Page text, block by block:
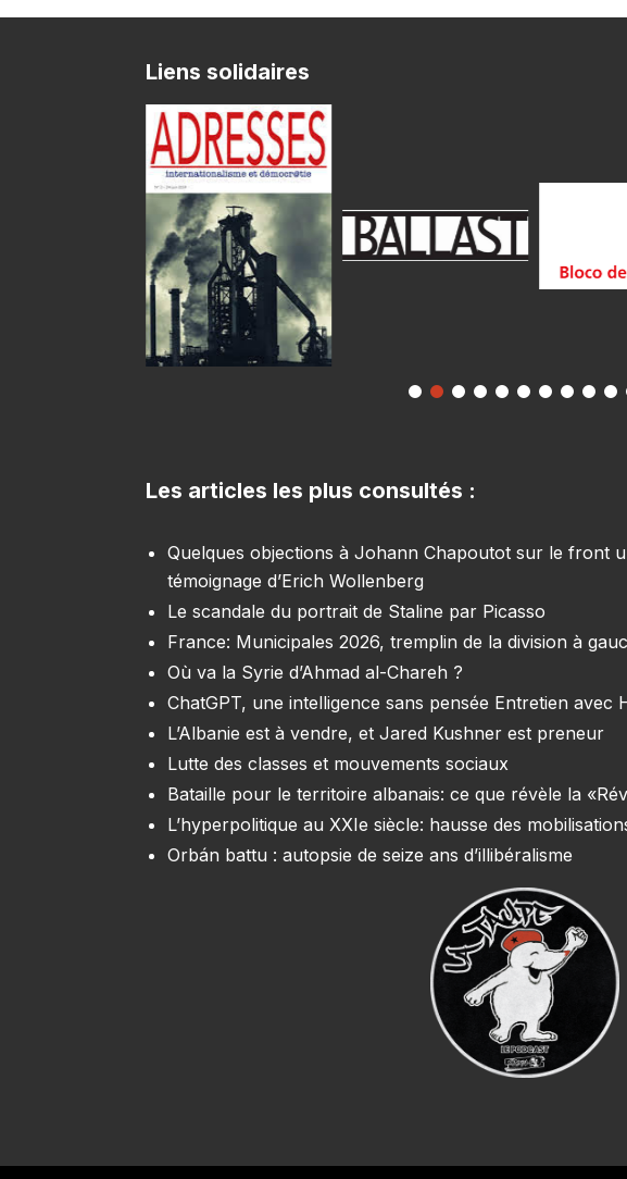
Liens solidaires
Les articles les plus consultés :
Quelques objections à Johann Chapoutot sur le front
témoignage d’Erich Wollenberg
Le scandale du portrait de Staline par Picasso
France: Municipales 2026, tremplin de la division à
Où va la Syrie d’Ahmad al-Chareh ?
ChatGPT, une intelligence sans pensée Entretien avec
L’Albanie est à vendre, et Jared Kushner est preneur
Lutte des classes et mouvements sociaux
Bataille pour le territoire albanais: ce que révèle la
L’hyperpolitique au XXIe siècle: hausse des
Orbán battu : autopsie de seize ans d’illibéralisme